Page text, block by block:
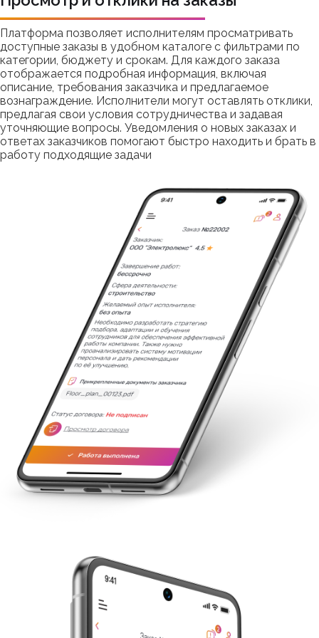
Платформа позволяет исполнителям просматривать
доступные заказы в удобном каталоге с фильтрами по
категории, бюджету и срокам. Для каждого заказа
отображается подробная информация, включая
описание, требования заказчика и предлагаемое
вознаграждение. Исполнители могут оставлять отклики,
предлагая свои условия сотрудничества и задавая
уточняющие вопросы. Уведомления о новых заказах и
ответах заказчиков помогают быстро находить и брать в
работу подходящие задачи